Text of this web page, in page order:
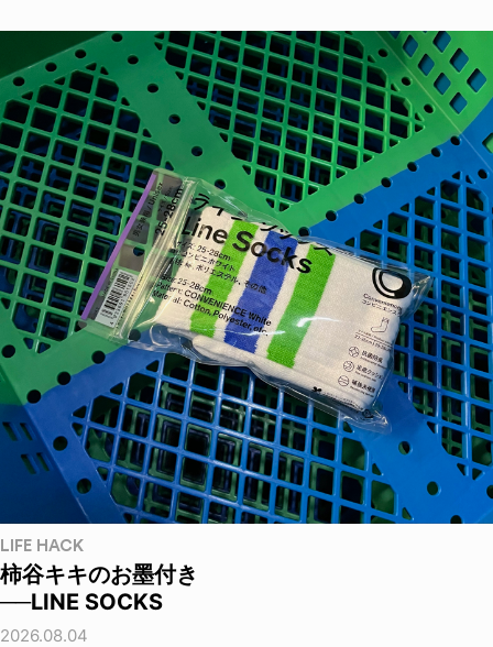
LIFE HACK
柿谷キキのお墨付き
──LINE SOCKS
2026.08.04